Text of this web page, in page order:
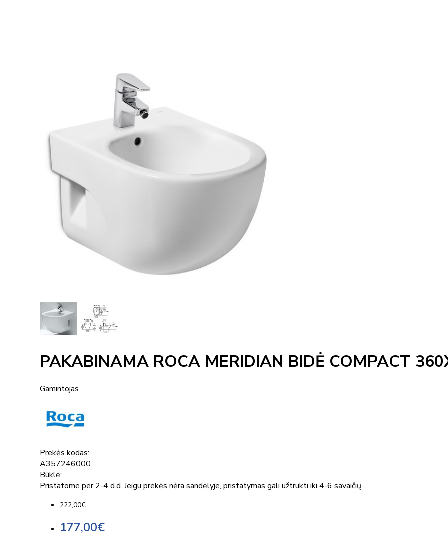
PAKABINAMA ROCA MERIDIAN BIDĖ COMPACT
Gamintojas
Prekės kodas:
A357246000
Būklė:
Pristatome per 2-4 d.d. Jeigu prekės nėra sandėlyje, pristatymas gali užtrukti iki 4-6 savaičių.
222,00€
177,00€